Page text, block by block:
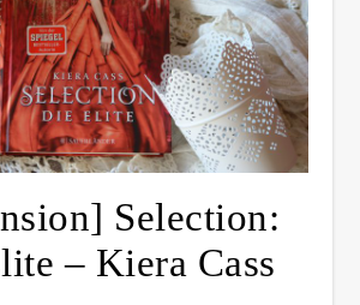
Selection:
– Kiera Cass